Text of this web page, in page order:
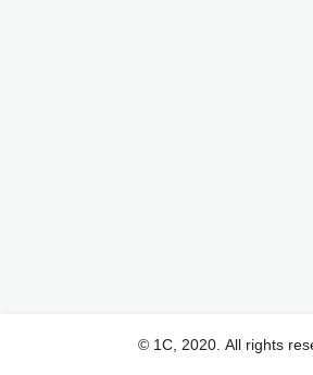
© 1С, 2020. All rights